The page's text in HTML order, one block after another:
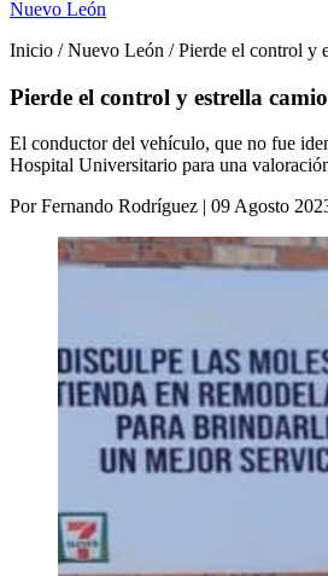
Nuevo León
Inicio / Nuevo León / Pierde el control y
Pierde el control y estrella
El conductor del vehículo, que no fue
Hospital Universitario para una
Por Fernando Rodríguez | 09 Agosto